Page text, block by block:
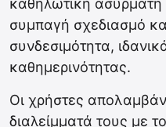
συμπαγή σχεδιασμό
συνδεσιμότητα,
καθημερινότητας.
Οι χρήστες
διαλείμματά τους με